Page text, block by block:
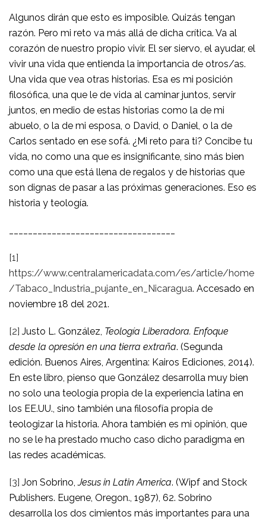
Algunos dirán que esto es imposible. Quizás tengan
razón. Pero mi reto va más allá de dicha crítica. Va al
corazón de nuestro propio vivir. El ser siervo, el ayudar, el
vivir una vida que entienda la importancia de otros/as.
Una vida que vea otras historias. Esa es mi posición
filosófica, una que le de vida al caminar juntos, servir
juntos, en medio de estas historias como la de mi
abuelo, o la de mi esposa, o David, o Daniel, o la de
Carlos sentado en ese sofá. ¿Mi reto para ti? Concibe tu
vida, no como una que es insignificante, sino más bien
como una que está llena de regalos y de historias que
son dignas de pasar a las próximas generaciones. Eso es
historia y teología.
[1]
https://www.centralamericadata.com/es/article/home
/Tabaco_Industria_pujante_en_Nicaragua. Accesado en
noviembre 18 del 2021.
[2] Justo L. González, Teología Liberadora. Enfoque
desde la opresión en una tierra extraña. (Segunda
edición. Buenos Aires, Argentina: Kairos Ediciones, 2014).
En este libro, pienso que González desarrolla muy bien
no solo una teología propia de la experiencia latina en
los EE.UU., sino también una filosofía propia de
teologizar la historia. Ahora también es mi opinión, que
no se le ha prestado mucho caso dicho paradigma en
las redes académicas.
[3] Jon Sobrino,Jesus in Latin America. (Wipf and Stock
Publishers. Eugene, Oregon., 1987), 62. Sobrino
desarrolla los dos cimientos más importantes para una